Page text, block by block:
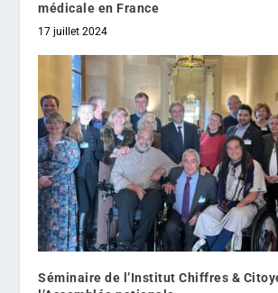
médicale en France
17 juillet 2024
Séminaire de l’Institut Chiffres &